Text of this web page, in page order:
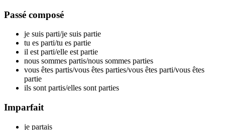
Passé composé
je suis parti/je suis partie
tu es parti/tu es partie
il est parti/elle est partie
nous sommes partis/nous sommes parties
vous êtes partis/vous êtes parties/vous êtes parti/vous êtes
partie
ils sont partis/elles sont parties
Imparfait
je partais